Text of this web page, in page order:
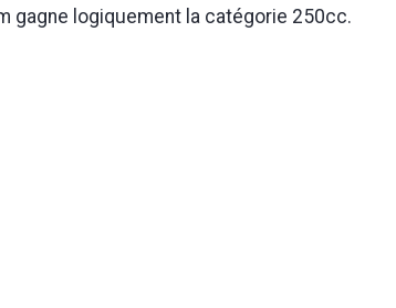
gagne logiquement la catégorie 250cc.